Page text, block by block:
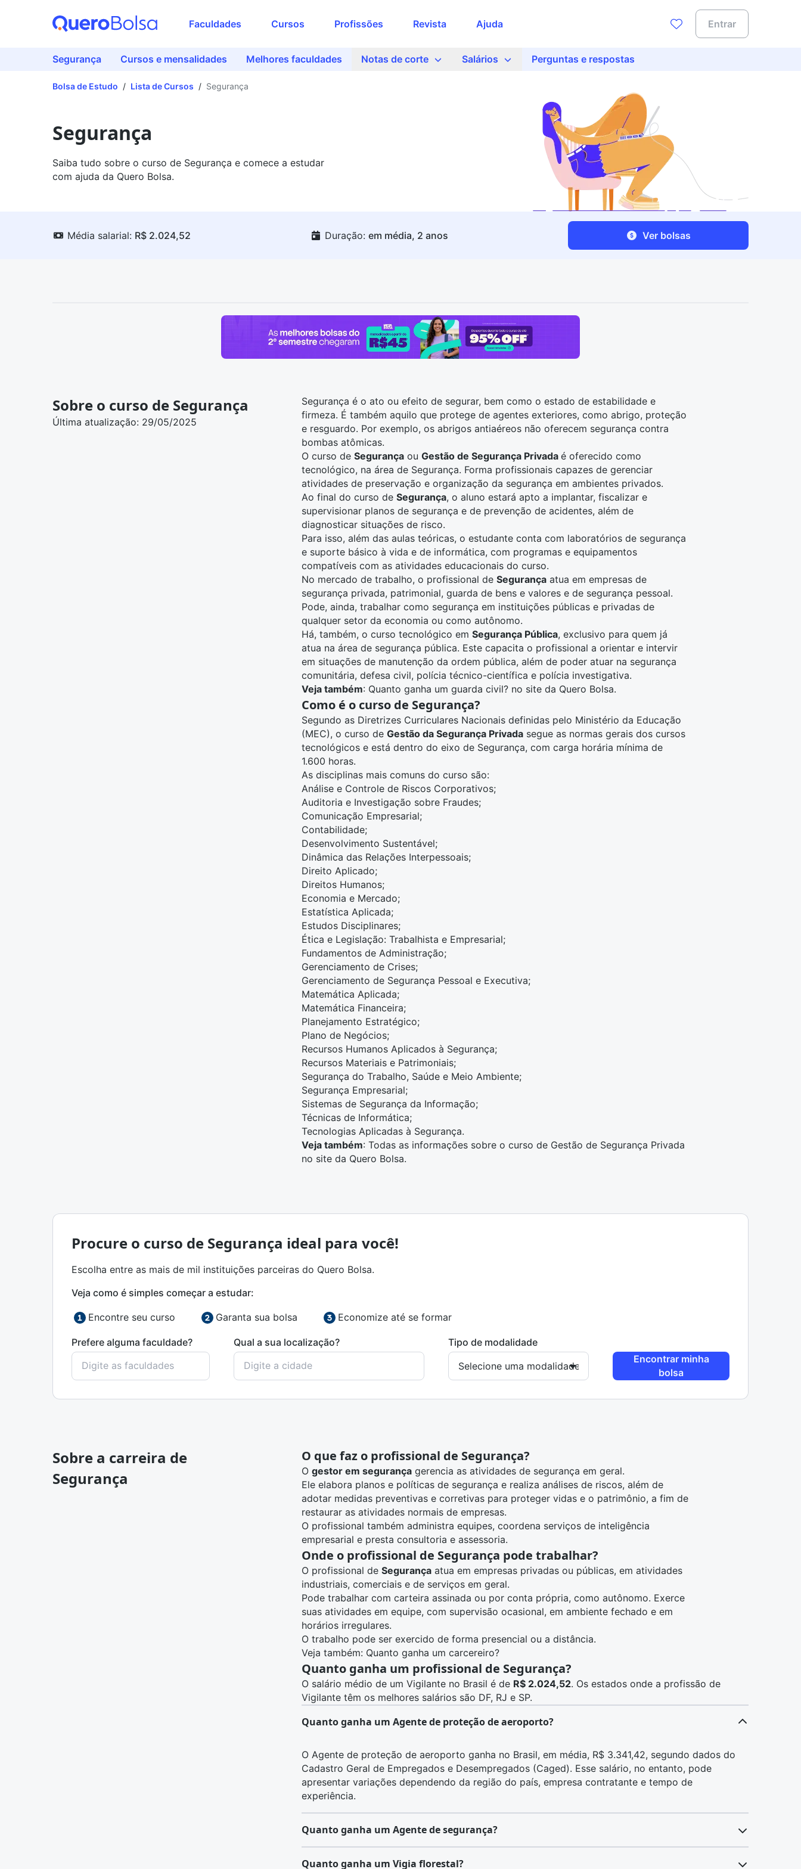
Faculdades Cursos Profissões Revista Ajuda Entrar
Segurança Cursos e mensalidades Melhores faculdades Notas de corte Salários Perguntas e respostas
Bolsa de Estudo / Lista de Cursos / Segurança
Segurança
Saiba tudo sobre o curso de Segurança e comece a estudar
com ajuda da Quero Bolsa.
Média salarial: R$ 2.024,52 Duração:em média, 2 anos Ver bolsas
Sobre o curso de Segurança
Última atualização: 29/05/2025
Segurança é o ato ou efeito de segurar, bem como o estado de estabilidade e
firmeza. É também aquilo que protege de agentes exteriores, como abrigo, proteção
e resguardo. Por exemplo, os abrigos antiaéreos não oferecem segurança contra
bombas atômicas.
O curso de Segurança ou Gestão de Segurança Privada é oferecido como
tecnológico, na área de Segurança. Forma profissionais capazes de gerenciar
atividades de preservação e organização da segurança em ambientes privados.
Ao final do curso de Segurança, o aluno estará apto a implantar, fiscalizar e
supervisionar planos de segurança e de prevenção de acidentes, além de
diagnosticar situações de risco.
Para isso, além das aulas teóricas, o estudante conta com laboratórios de segurança
e suporte básico à vida e de informática, com programas e equipamentos
compatíveis com as atividades educacionais do curso.
No mercado de trabalho, o profissional de Segurança atua em empresas de
segurança privada, patrimonial, guarda de bens e valores e de segurança pessoal.
Pode, ainda, trabalhar como segurança em instituições públicas e privadas de
qualquer setor da economia ou como autônomo.
Há, também, o curso tecnológico em Segurança Pública, exclusivo para quem já
atua na área de segurança pública. Este capacita o profissional a orientar e intervir
em situações de manutenção da ordem pública, além de poder atuar na segurança
comunitária, defesa civil, polícia técnico-científica e polícia investigativa.
Veja também: Quanto ganha um guarda civil? no site da Quero Bolsa.
Como é o curso de Segurança?
Segundo as Diretrizes Curriculares Nacionais definidas pelo Ministério da Educação
(MEC), o curso de Gestão da Segurança Privada segue as normas gerais dos cursos
tecnológicos e está dentro do eixo de Segurança, com carga horária mínima de
1.600 horas.
As disciplinas mais comuns do curso são:
Análise e Controle de Riscos Corporativos;
Auditoria e Investigação sobre Fraudes;
Comunicação Empresarial;
Contabilidade;
Desenvolvimento Sustentável;
Dinâmica das Relações Interpessoais;
Direito Aplicado;
Direitos Humanos;
Economia e Mercado;
Estatística Aplicada;
Estudos Disciplinares;
Ética e Legislação: Trabalhista e Empresarial;
Fundamentos de Administração;
Gerenciamento de Crises;
Gerenciamento de Segurança Pessoal e Executiva;
Matemática Aplicada;
Matemática Financeira;
Planejamento Estratégico;
Plano de Negócios;
Recursos Humanos Aplicados à Segurança;
Recursos Materiais e Patrimoniais;
Segurança do Trabalho, Saúde e Meio Ambiente;
Segurança Empresarial;
Sistemas de Segurança da Informação;
Técnicas de Informática;
Tecnologias Aplicadas à Segurança.
Veja também: Todas as informações sobre o curso de Gestão de Segurança Privada
no site da Quero Bolsa.
Procure o curso de Segurança ideal para você!
Escolha entre as mais de mil instituições parceiras do Quero Bolsa.
Veja como é simples começar a estudar:
Encontre seu curso Garanta sua bolsa Economize até se formar
Prefere alguma faculdade? Qual a sua localização?
Tipo de modalidade
Encontrar minha
bolsa
Sobre a carreira de
Segurança
O que faz o profissional de Segurança?
O gestor em segurança gerencia as atividades de segurança em geral.
Ele elabora planos e políticas de segurança e realiza análises de riscos, além de
adotar medidas preventivas e corretivas para proteger vidas e o patrimônio, a fim de
restaurar as atividades normais de empresas.
O profissional também administra equipes, coordena serviços de inteligência
empresarial e presta consultoria e assessoria.
Onde o profissional de Segurança pode trabalhar?
O profissional de Segurança atua em empresas privadas ou públicas, em atividades
industriais, comerciais e de serviços em geral.
Pode trabalhar com carteira assinada ou por conta própria, como autônomo. Exerce
suas atividades em equipe, com supervisão ocasional, em ambiente fechado e em
horários irregulares.
O trabalho pode ser exercido de forma presencial ou a distância.
Veja também: Quanto ganha um carcereiro?
Quanto ganha um profissional de Segurança?
O salário médio de um Vigilante no Brasil é de R$ 2.024,52. Os estados onde a profissão de
Vigilante têm os melhores salários são DF, RJ e SP.
Quanto ganha um Agente de proteção de aeroporto?
O Agente de proteção de aeroporto ganha no Brasil, em média, R$ 3.341,42, segundo dados do
Cadastro Geral de Empregados e Desempregados (Caged). Esse salário, no entanto, pode
apresentar variações dependendo da região do país, empresa contratante e tempo de
experiência.
Quanto ganha um Agente de segurança?
O Agente de segurança ganha no Brasil, em média, R$ 3.180,68, segundo dados do Cadastro
Quanto ganha um Vigia florestal?